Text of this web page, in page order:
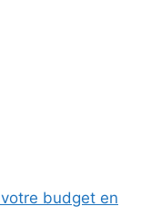
budget en